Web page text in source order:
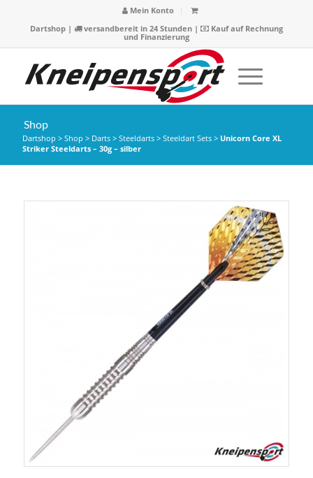
Mein Konto
Dartshop| versandbereit in 24 Stunden |
Kauf auf Rechnung
und Finanzierung
Shop
Dartshop > Shop > Darts> Steeldarts> Steeldart Sets> Unicorn Core XL
Striker Steeldarts – 30g – silber